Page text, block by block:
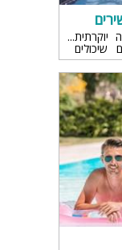
יוקרתית
שיכולים
אך היום
כך שכל האפשרויות